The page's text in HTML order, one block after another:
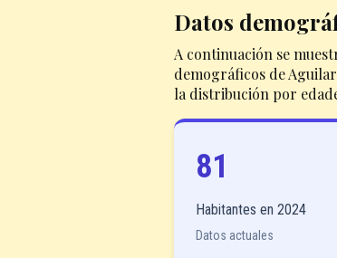
Datos
A continuación se
demográficos de
la distribución por
81
Habitantes en 2024
Datos actuales